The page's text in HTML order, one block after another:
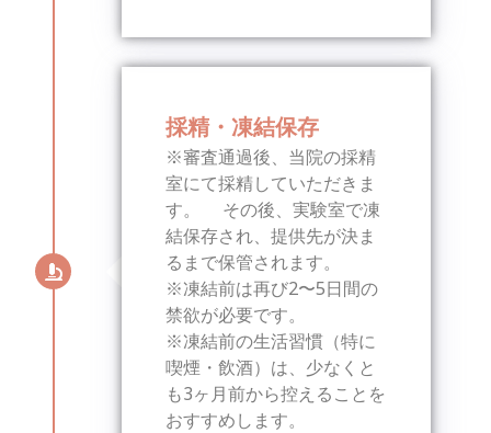
採精・凍結保存
※審査通過後、当院の採精
室にて採精していただきま
す。 その後、実験室で凍
結保存され、提供先が決ま
るまで保管されます。
※凍結前は再び2〜5日間の
禁欲が必要です。
※凍結前の生活習慣（特に
喫煙・飲酒）は、少なくと
も3ヶ月前から控えることを
おすすめします。